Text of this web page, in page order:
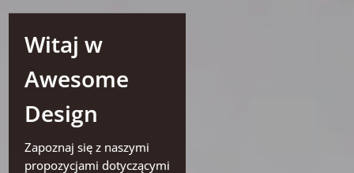
Witaj w
Awesome
Design
Zapoznaj się z naszymi
propozycjami dotyczącymi